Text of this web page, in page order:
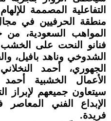
التفاعلية المصممة
منطقة الحرفيين في
المواهب السعودية،
فنانو النحت على الخشب
الشدوخي وناهد بافيل،
الجهوري، أحمد
الأعمال الخشبية
سيتعاون جميعهم لإبراز
الإبداع الفني
فريدة.